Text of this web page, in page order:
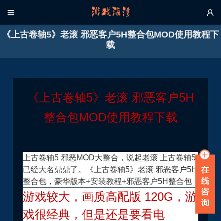
 
《上古卷轴5》老滚 邪恶客户5H整合包MOD使用教程下
载
《上古卷轴5》老滚 邪恶客户5H
整合包MOD使用教程下载
上古卷轴5 邪恶MOD大整合，说起老滚 上古卷轴5
已经大名鼎鼎了。《上古卷轴5》老滚 邪恶客户5H
整合包，豪华版本+安装教程+邪恶客户5H整合包
游戏较大，画质高配版 120G，游
戏很经典，但是还是要看电